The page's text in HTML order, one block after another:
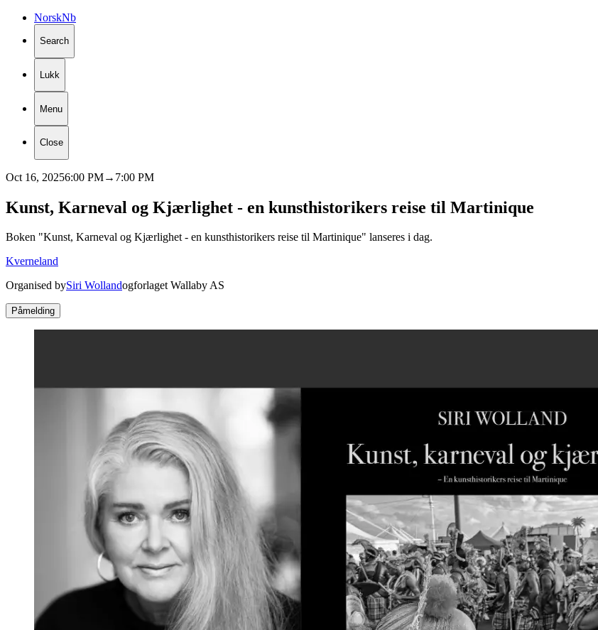
NorskNb
Search
Lukk
Menu
Close
Oct 16, 20256:00 PM→ 7:00 PM
Kunst, Karneval og Kjærlighet - en kunsthistorikers reise til Martinique
Boken "Kunst, Karneval og Kjærlighet - en kunsthistorikers reise til Martinique" lanseres i dag.
Kverneland
Organised bySiri Wollandogforlaget Wallaby AS
Påmelding